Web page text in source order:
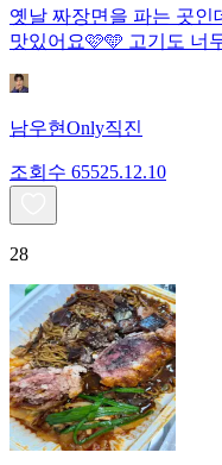
옛날 짜장면을 파는 곳
맛있어요🩷🩵 고기도 너
남우현Only직진
조회수 65525.12.10
28